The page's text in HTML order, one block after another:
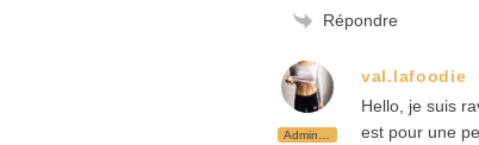
Répondre
Administrateur
val.lafoodie
Hello, je suis
est pour une